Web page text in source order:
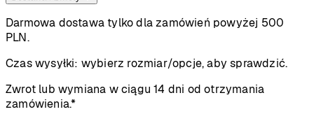
Darmowa dostawa tylko dla zamówień powyżej 500
PLN.
Czas wysyłki: wybierz rozmiar/opcje, aby sprawdzić.
Zwrot lub wymiana w ciągu 14 dni od otrzymania
zamówienia.*